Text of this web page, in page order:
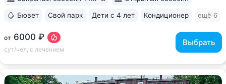
от 6000 ₽
сут/чел, с лечением
Выбрать
Бювет Свой парк Дети с 4 лет Кондиционер ещё 6